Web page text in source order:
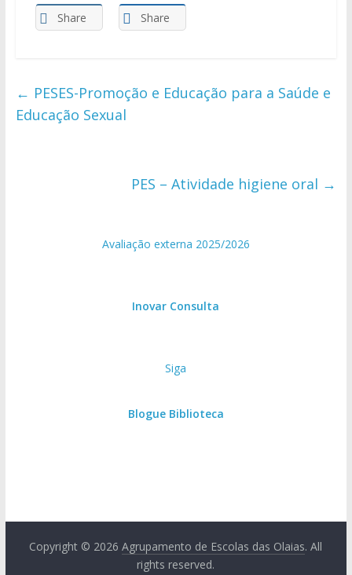
Share Share
← PESES-Promoção e Educação para a Saúde e
Educação Sexual
PES – Atividade higiene oral →
Avaliação externa 2025/2026
Inovar Consulta
Siga
Blogue Biblioteca
Copyright © 2026Agrupamento de Escolas das Olaias. All
rights reserved.